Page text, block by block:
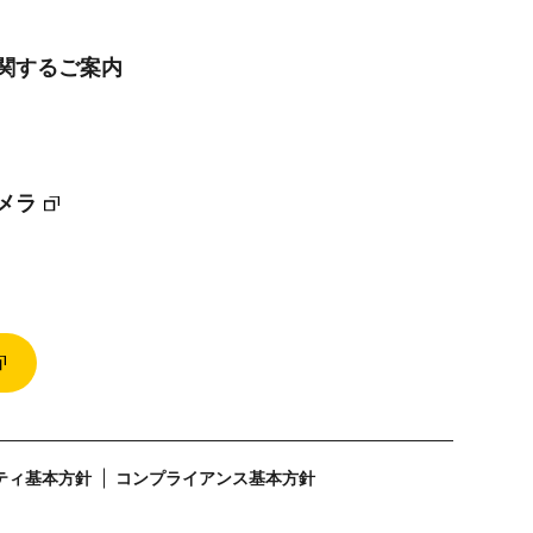
するご案内
ラ
ィ基本方針 コンプライアンス基本方針